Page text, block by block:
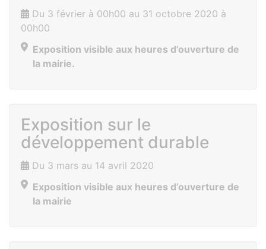
Du 3 février à 00h00 au 31 octobre 2020 à
00h00
Exposition visible aux heures d’ouverture de
la mairie.
Exposition sur le
développement durable
Du 3 mars au 14 avril 2020
Exposition visible aux heures d’ouverture de
la mairie